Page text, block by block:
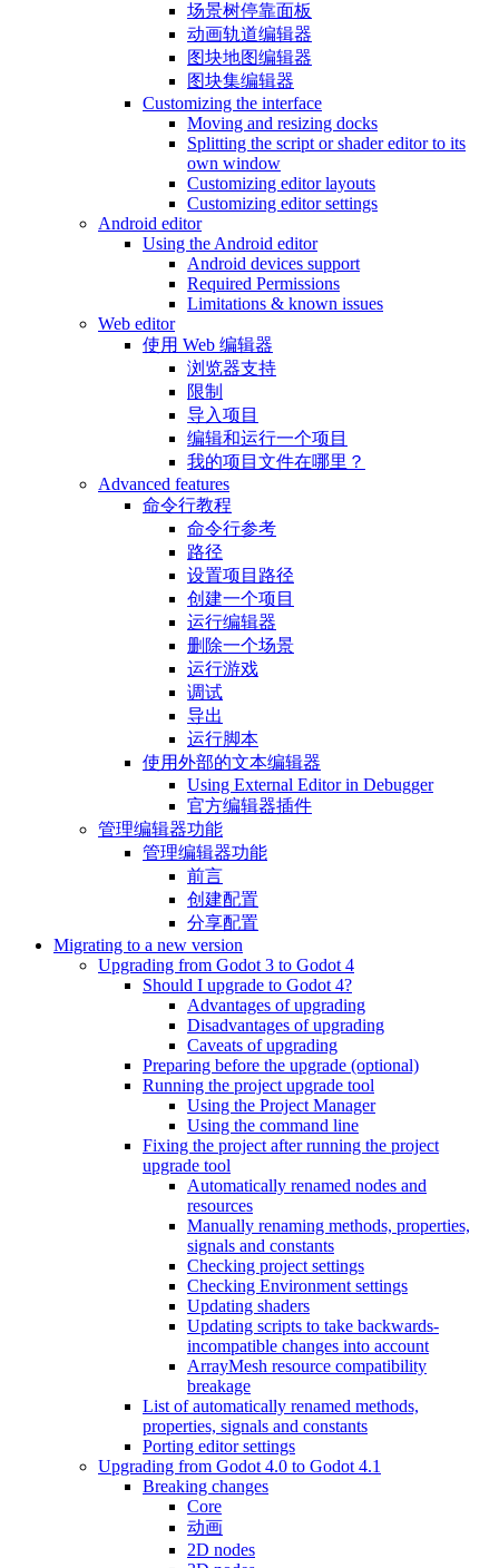
场景树停靠面板
动画轨道编辑器
图块地图编辑器
图块集编辑器
Customizing the interface
Moving and resizing docks
Splitting the script or shader editor to its
own window
Customizing editor layouts
Customizing editor settings
Android editor
Using the Android editor
Android devices support
Required Permissions
Limitations & known issues
Web editor
使用 Web 编辑器
浏览器支持
限制
导入项目
编辑和运行一个项目
我的项目文件在哪里？
Advanced features
命令行教程
命令行参考
路径
设置项目路径
创建一个项目
运行编辑器
删除一个场景
运行游戏
调试
导出
运行脚本
使用外部的文本编辑器
Using External Editor in Debugger
官方编辑器插件
管理编辑器功能
管理编辑器功能
前言
创建配置
分享配置
Migrating to a new version
Upgrading from Godot 3 to Godot 4
Should I upgrade to Godot 4?
Advantages of upgrading
Disadvantages of upgrading
Caveats of upgrading
Preparing before the upgrade (optional)
Running the project upgrade tool
Using the Project Manager
Using the command line
Fixing the project after running the project
upgrade tool
Automatically renamed nodes and
resources
Manually renaming methods, properties,
signals and constants
Checking project settings
Checking Environment settings
Updating shaders
Updating scripts to take backwards-
incompatible changes into account
ArrayMesh resource compatibility
breakage
List of automatically renamed methods,
properties, signals and constants
Porting editor settings
Upgrading from Godot 4.0 to Godot 4.1
Breaking changes
Core
动画
2D nodes